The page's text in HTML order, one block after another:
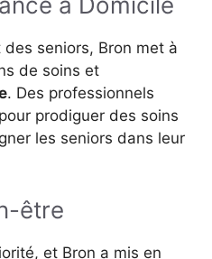
seniors, Bron met à
de soins et
. Des professionnels
prodiguer des soins
les seniors dans leur
être
et Bron a mis en